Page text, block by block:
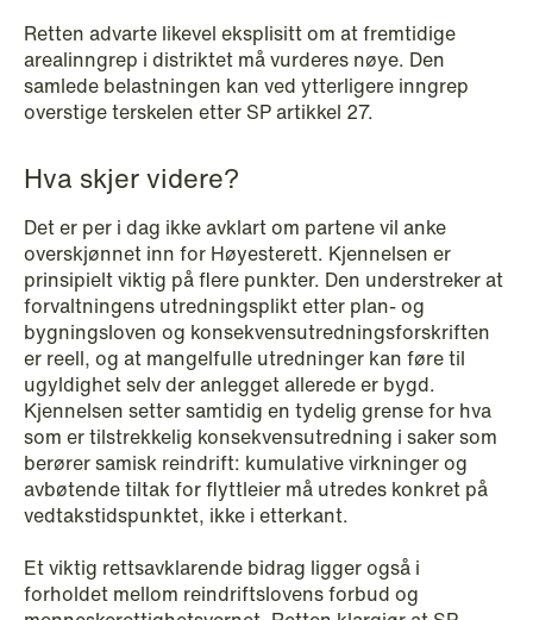
NEWS
Data centers: The cloud and AI
development act
Read more
Retten advarte likevel eksplisitt om at fremtidige
arealinngrep i distriktet må vurderes nøye. Den
samlede belastningen kan ved ytterligere inngrep
overstige terskelen etter SP artikkel 27.
Hva skjer videre?
Det er per i dag ikke avklart om partene vil anke
overskjønnet inn for Høyesterett. Kjennelsen er
prinsipielt viktig på flere punkter. Den understreker at
forvaltningens utredningsplikt etter plan- og
bygningsloven og konsekvensutredningsforskriften
er reell, og at mangelfulle utredninger kan føre til
ugyldighet selv der anlegget allerede er bygd.
Kjennelsen setter samtidig en tydelig grense for hva
som er tilstrekkelig konsekvensutredning i saker som
berører samisk reindrift: kumulative virkninger og
avbøtende tiltak for flyttleier må utredes konkret på
vedtakstidspunktet, ikke i etterkant.
Et viktig rettsavklarende bidrag ligger også i
forholdet mellom reindriftslovens forbud og